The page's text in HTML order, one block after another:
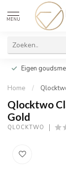
MENU
Eigen
Home /
Qlocktwo
Gold
QLOCKTWO